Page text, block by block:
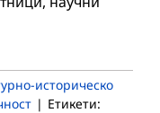
историческо
| Етикети: